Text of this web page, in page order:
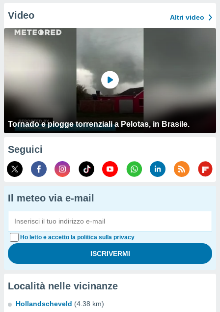
Video Altri video
Tornado e piogge torrenziali a Pelotas, in Brasile.
Seguici
Il meteo via e-mail
Ho letto e accetto la politica sulla privacy
Località nelle vicinanze
Hollandscheveld (4.38 km)